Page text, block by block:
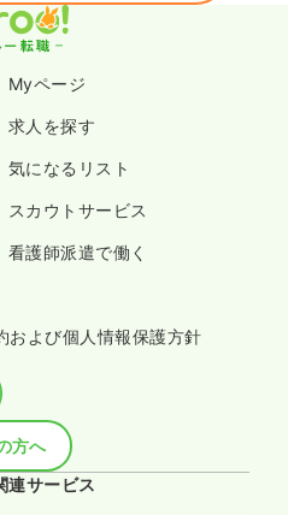
Myページ
求人を探す
気になるリスト
スカウトサービス
看護師派遣で働く
および個人情報保護方針
方へ
サービス